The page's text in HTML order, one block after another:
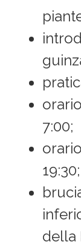
7:00;
19:30;
della